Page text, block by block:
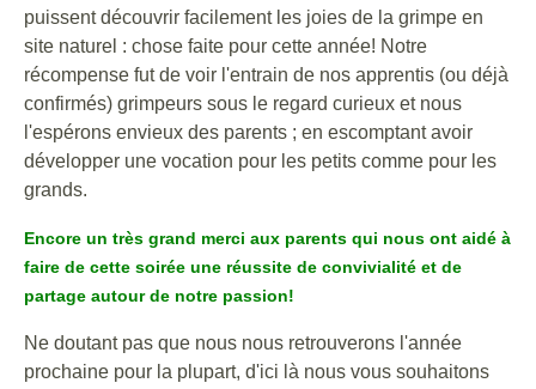
puissent découvrir facilement les joies de la grimpe en
site naturel : chose faite pour cette année! Notre
récompense fut de voir l'entrain de nos apprentis (ou déjà
confirmés) grimpeurs sous le regard curieux et nous
l'espérons envieux des parents ; en escomptant avoir
développer une vocation pour les petits comme pour les
grands.
Encore un très grand merci aux parents qui nous ont aidé à
faire de cette soirée une réussite de convivialité et de
partage autour de notre passion!
Ne doutant pas que nous nous retrouverons l'année
prochaine pour la plupart, d'ici là nous vous souhaitons